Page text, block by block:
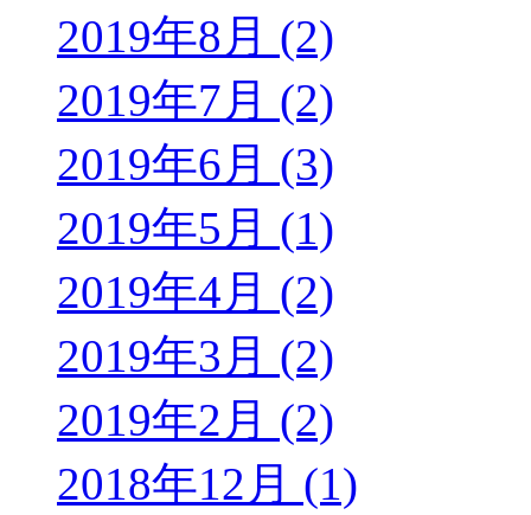
2019年8月 (2)
2019年7月 (2)
2019年6月 (3)
2019年5月 (1)
2019年4月 (2)
2019年3月 (2)
2019年2月 (2)
2018年12月 (1)